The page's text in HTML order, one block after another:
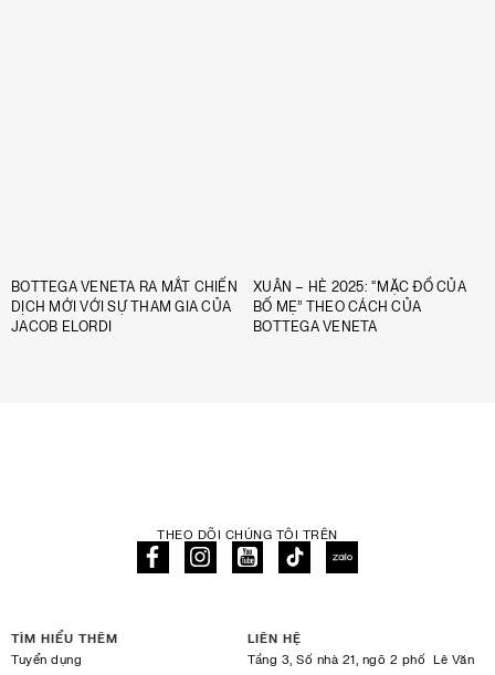
BOTTEGA VENETA RA MẮT CHIẾN
DỊCH MỚI VỚI SỰ THAM GIA CỦA
JACOB ELORDI
XUÂN – HÈ 2025: “MẶC ĐỒ CỦA
BỐ MẸ” THEO CÁCH CỦA
BOTTEGA VENETA
THEO DÕI CHÚNG TÔI TRÊN
TÌM HIỂU THÊM
Tuyển dụng
LIÊN HỆ
Tầng 3, Số nhà 21, ngõ 2 phố Lê Văn